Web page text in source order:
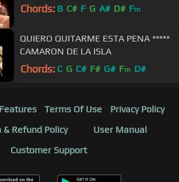
Chords: B C# F G A# D# Fm
QUIERO QUITARME ESTA PENA *****
CAMARON DE LA ISLA
Chords: C G C# F# G# Fm D#
Features Terms Of Use
Privacy Policy
& Refund Policy
User Manual
Customer Support